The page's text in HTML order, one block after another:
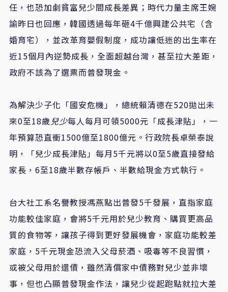
任，也恐加劇貧富兒少間成長差異；時代力量主席王婉
諭昨日也回應，韓國透過每年砸4千億興建公共宅（含
婚育宅），並改革育嬰假制度，成功讓低迷的出生率在
近15個月內逆勢成長，全面超越台灣，甚至拉大差距，
政府不該為了選票而普發現金。
為解決少子化「國安危機」，總統賴清德在520拋出未
來0至18歲兒少每人每月可領5000元「成長津貼」，一
年預算恐直衝1500億至1800億元。行政院長卓榮泰說
明，「兒少成長津貼」每月5千元將以0至5歲直接發給
家長，6至18歲半數存帳戶、半數給現金方式執行。
台大社工系名譽教授馮燕點出普發5千發展，直指家庭
功能較佳家庭，會將5千元用於兒少教育、購買更高品
質的食物等，讓孩子得到更好發展機會，家庭功能較差
家庭，5千元現金恐流入父母菸酒、吸毒等不良習慣，
或被父母用於還債，雖然清償家中債務對兒少並非壞
事，但也凸顯普發現金作法，讓兒少從起跑點就拉大差